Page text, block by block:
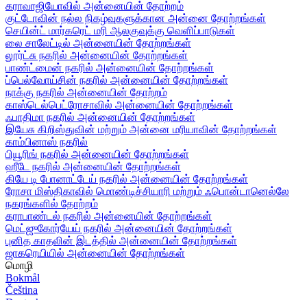
கராவாஜியோவில் அன்னையின் தோற்றம்
குட்டோவின் நல்ல நிகழ்வுகளுக்கான அன்னை தோற்றங்கள்
செயின்ட் மார்கரெட் மரி ஆலகுவுக்கு வெளிப்பாடுகள்
லை சாலேட்டில் அன்னையின் தோற்றங்கள்
லூர்ட்சு நகரில் அன்னையின் தோற்றங்கள்
பாண்ட்மைன் நகரில் அன்னையின் தோற்றங்கள்
ப்பெல்வோய்சின் நகரில் அன்னையின் தோற்றங்கள்
நாக்கு நகரில் அன்னையின் தோற்றம்
காஸ்டெல்பெட்ரோசாவில் அன்னையின் தோற்றங்கள்
ஃபாதிமா நகரில் அன்னையின் தோற்றங்கள்
இயேசு கிறிஸ்துவின் மற்றும் அன்னை மரியாவின் தோற்றங்கள்
காம்பினாஸ் நகரில்
பியூரிங் நகரில் அன்னையின் தோற்றங்கள்
ஹீடே நகரில் அன்னையின் தோற்றங்கள்
கியே டி போனாட்டேய் நகரில் அன்னையின் தோற்றங்கள்
ரோசா மிஸ்திகாவில் மொண்டிச்சியாரி மற்றும் ஃபொன்டானெல்லே
நகரங்களில் தோற்றம்
கராபாண்டல் நகரில் அன்னையின் தோற்றங்கள்
மெட்ஜுகோர்யேய் நகரில் அன்னையின் தோற்றங்கள்
புனித காதலின் இடத்தில் அன்னையின் தோற்றங்கள்
ஜாகரெயியில் அன்னையின் தோற்றங்கள்
மொழி
Bokmål
Čeština